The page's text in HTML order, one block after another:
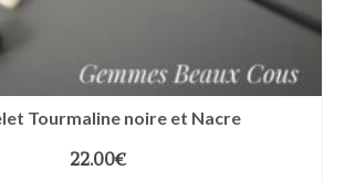
Tourmaline noire et Nacre
22.00€